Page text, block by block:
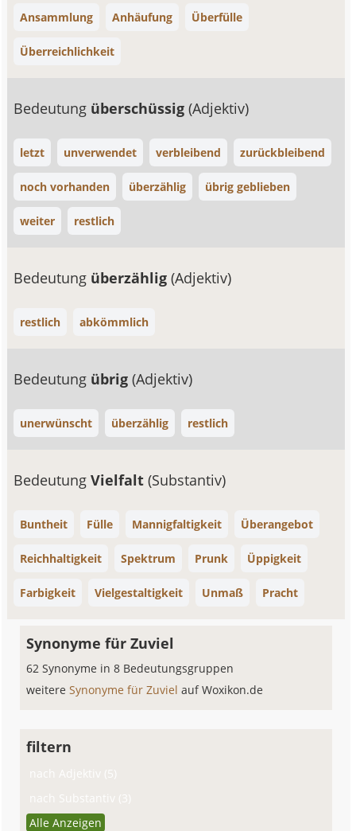
Ansammlung Anhäufung Überfülle
Überreichlichkeit
Bedeutung überschüssig(Adjektiv)
letzt unverwendet verbleibend zurückbleibend
noch vorhanden überzählig übrig geblieben
weiter restlich
Bedeutung überzählig(Adjektiv)
restlich abkömmlich
Bedeutung übrig(Adjektiv)
unerwünscht überzählig restlich
BedeutungVielfalt(Substantiv)
Buntheit Fülle Mannigfaltigkeit Überangebot
Reichhaltigkeit Spektrum Prunk Üppigkeit
Farbigkeit Vielgestaltigkeit Unmaß Pracht
Synonyme für Zuviel
62 Synonyme in 8 Bedeutungsgruppen
weitereSynonyme für Zuvielauf Woxikon.de
filtern
nach Adjektiv (5)
nach Substantiv (3)
Alle Anzeigen